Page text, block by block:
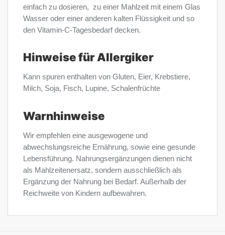
einfach zu dosieren, zu einer Mahlzeit mit einem Glas
Wasser oder einer anderen kalten Flüssigkeit und so
den Vitamin-C-Tagesbedarf decken.
Hinweise für Allergiker
Kann spuren enthalten von Gluten, Eier, Krebstiere,
Milch, Soja, Fisch, Lupine, Schalenfrüchte
Warnhinweise
Wir empfehlen eine ausgewogene und
abwechslungsreiche Ernährung, sowie eine gesunde
Lebensführung. Nahrungsergänzungen dienen nicht
als Mahlzeitenersatz, sondern ausschließlich als
Ergänzung der Nahrung bei Bedarf. Außerhalb der
Reichweite von Kindern aufbewahren.